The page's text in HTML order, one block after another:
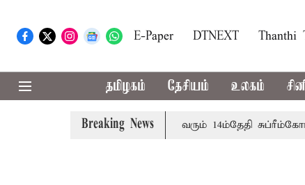
E-Paper DTNEXT Thanthi
தமிழகம் தேசியம் உலகம்
Breaking News
அரசுப்பணி வழக்கு; வரும் 14ம்தேதி